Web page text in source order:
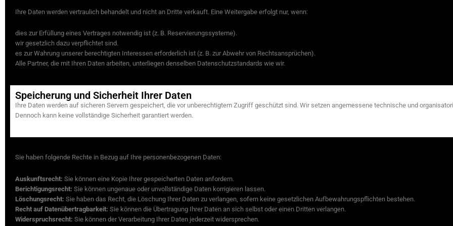
Ihre Daten werden vertraulich behandelt und nicht an Dritte verkauft. Eine Weitergabe erfolgt nur, wenn:
dies zur Erfüllung eines Vertrages notwendig ist (z. B. Reservierungssysteme).
wir gesetzlich dazu verpflichtet sind.
es zur Wahrung unserer berechtigten Interessen erforderlich ist (z. B. zur Abwehr von Rechtsansprüchen).
Alle Partner, die mit Ihren Daten arbeiten, unterliegen denselben Datenschutzstandards wie wir.
Speicherung und Sicherheit Ihrer Daten
Ihre Daten werden auf sicheren Servern gespeichert, die vor unberechtigtem Zugriff geschützt sind. Wir setzen angemessene technische und
Dennoch kann keine vollständige Sicherheit garantiert werden.
Sie haben folgende Rechte in Bezug auf Ihre personenbezogenen Daten:
Auskunftsrecht: Sie können eine Kopie Ihrer gespeicherten Daten anfordern.
Berichtigungsrecht: Sie können ungenaue oder unvollständige Daten korrigieren lassen.
Löschungsrecht: Sie haben das Recht, die Löschung Ihrer Daten zu verlangen, sofern keine gesetzlichen Aufbewahrungspflichten bestehen.
Recht auf Datenübertragbarkeit: Sie können die Übertragung Ihrer Daten an sich selbst oder einen Dritten verlangen.
Widerspruchsrecht: Sie können der Verarbeitung Ihrer Daten jederzeit widersprechen.